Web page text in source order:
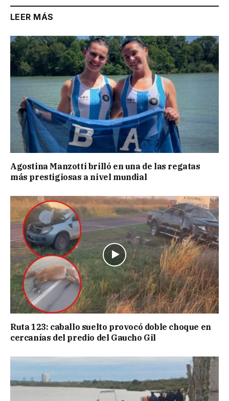
LEER MÁS
Agostina Manzotti brilló en una de las regatas
más prestigiosas a nivel mundial
Ruta 123: caballo suelto provocó doble choque en
cercanías del predio del Gaucho Gil